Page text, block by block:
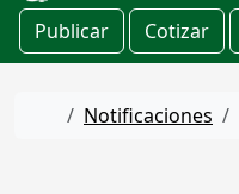
Publicar Cotizar
Home
Notificaciones